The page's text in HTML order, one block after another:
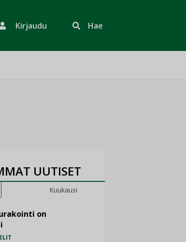
Kirjaudu Hae
UUTISET
Kuukausi
on